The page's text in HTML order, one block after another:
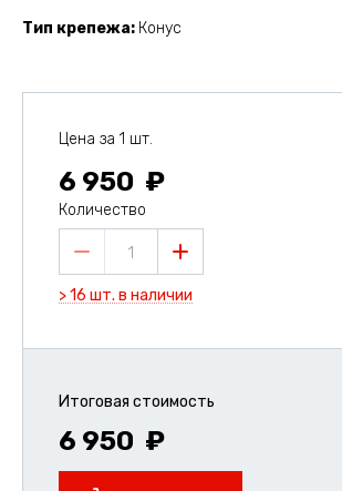
Тип крепежа Конус
Цена за 1 шт.
6 950
Количество
1
> 16 шт. в наличии
Итоговая стоимость
6 950